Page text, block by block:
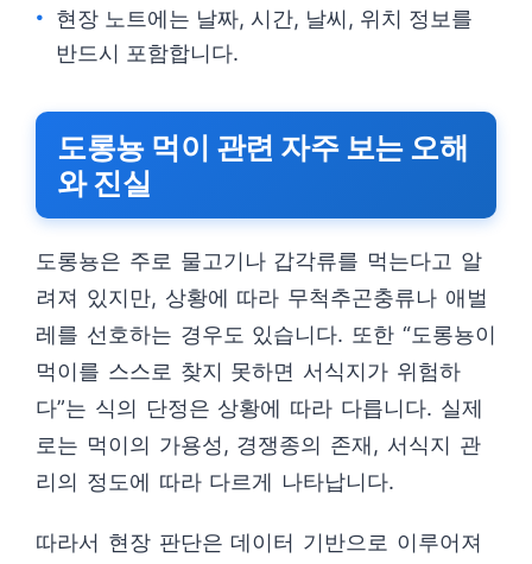
현장 노트에는 날짜, 시간, 날씨, 위치 정보를
반드시 포함합니다.
도롱뇽 먹이 관련 자주 보는 오해
와 진실
도롱뇽은 주로 물고기나 갑각류를 먹는다고 알
려져 있지만, 상황에 따라 무척추곤충류나 애벌
레를 선호하는 경우도 있습니다. 또한 “도롱뇽이
먹이를 스스로 찾지 못하면 서식지가 위험하
다”는 식의 단정은 상황에 따라 다릅니다. 실제
로는 먹이의 가용성, 경쟁종의 존재, 서식지 관
리의 정도에 따라 다르게 나타납니다.
따라서 현장 판단은 데이터 기반으로 이루어져